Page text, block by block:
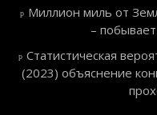
Миллион миль от
–
Статистическая
(2023) объяснение